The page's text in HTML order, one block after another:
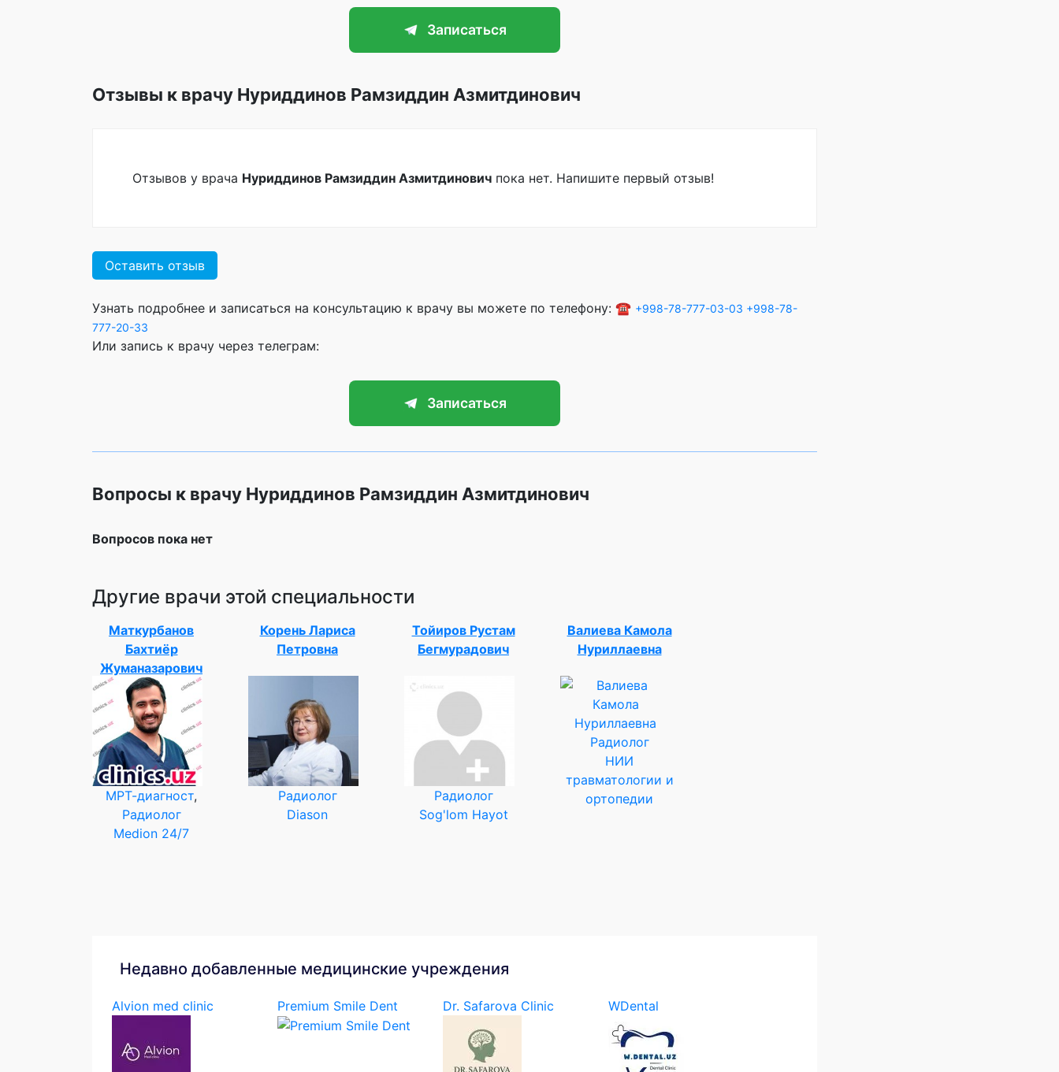
Записаться
Отзывы к врачу Нуриддинов Рамзиддин Азмитдинович
Отзывов у врача Нуриддинов Рамзиддин Азмитдинович пока нет. Напишите первый отзыв!
Оставить отзыв
Узнать подробнее и записаться на консультацию к врачу вы можете по телефону: ☎️ +998-78-777-03-03 +998-78-
777-20-33
Или запись к врачу через телеграм:
Записаться
Вопросы к врачу Нуриддинов Рамзиддин Азмитдинович
Вопросов пока нет
Другие врачи этой специальности
Маткурбанов
Бахтиёр
Жуманазарович
МРТ-диагност,
Радиолог
Medion 24/7
Корень Лариса
Петровна
Радиолог
Diason
Тойиров Рустам
Бегмурадович
Радиолог
Sog'lom Hayot
Валиева Камола
Нуриллаевна
Радиолог
НИИ
травматологии и
ортопедии
Недавно добавленные медицинские учреждения
Alvion med clinic Premium Smile Dent Dr. Safarova Clinic WDental